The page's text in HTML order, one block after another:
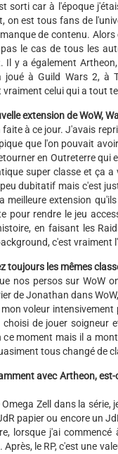
sorti car à l'époque
on est tous fans de
de contenu.
le cas de tous les
Il y a également
à Guild Wars 2, à
vraiment celui qui a tout
extension de WoW,
à ce jour. J'avais
que l'on pouvait
en Outreterre
super classe et ça
dubitatif mais c'est
meilleure extension
pour rendre le jeu
en faisant les
c'est vraiment
toujours les mêmes
nos persos sur WoW
de Jonathan dans
voleur
de jouer soigneur
moment mais il a
tous changé de
avec Artheon,
Zell dans la
papier ou encore un
lorsque j'ai
le RP, c'est une